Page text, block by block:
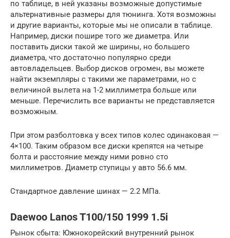
по таблице, в ней указаны возможные допустимые
альтернативные размеры для тюнинга. Хотя возможны
и другие варианты, которые мы не описали в таблице.
Например, диски пошире того же диаметра. Или
поставить диски такой же ширины, но большего
диаметра, что достаточно популярно среди
автовладельцев. Выбор дисков огромен, вы можете
найти экземпляры с такими же параметрами, но с
величиной вылета на 1-2 миллиметра больше или
меньше. Перечислить все варианты не представляется
возможным.
При этом разболтовка у всех типов колес одинаковая —
4×100. Таким образом все диски крепятся на четыре
болта и расстояние между ними ровно сто
миллиметров. Диаметр ступицы у авто 56.6 мм.
Стандартное давление шинах — 2.2 МПа.
Daewoo Lanos T100/150 1999 1.5i
Рынок сбыта: Южнокорейский внутренний рынок